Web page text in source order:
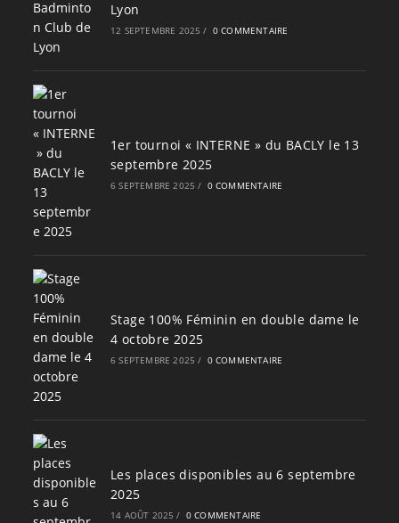
Lyon
12 SEPTEMBRE 2025 / 0 COMMENTAIRE
1er tournoi « INTERNE » du BACLY le 13
septembre 2025
6 SEPTEMBRE 2025 / 0 COMMENTAIRE
Stage 100% Féminin en double dame le
4 octobre 2025
6 SEPTEMBRE 2025 / 0 COMMENTAIRE
Les places disponibles au 6 septembre
2025
14 AOÛT 2025 / 0 COMMENTAIRE